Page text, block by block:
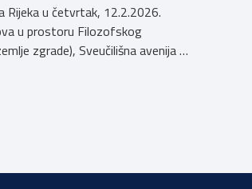
Rijeka u četvrtak, 12.2.2026.
u prostoru Filozofskog
zgrade), Sveučilišna avenija 4,